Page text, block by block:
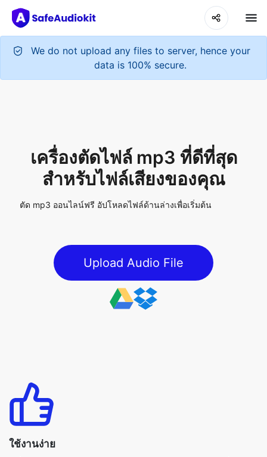
ตัด mp3 ออนไลน์ฟรี อัปโหลดไฟล์ด้านล่างเพื่อเริ่มต้น
Upload Audio File
ใช้งานง่าย
เครื่องมือ MP3 Cropper ฟรีของเราใช้งานง่ายมากคุณไม่จำเป็นต้องมี
ความรู้ล่วงหน้าเกี่ยวกับวิศวกรรมเสียงคุณไม่จำเป็นต้องลงทะเบียนด้วย
พร้อมใช้งาน